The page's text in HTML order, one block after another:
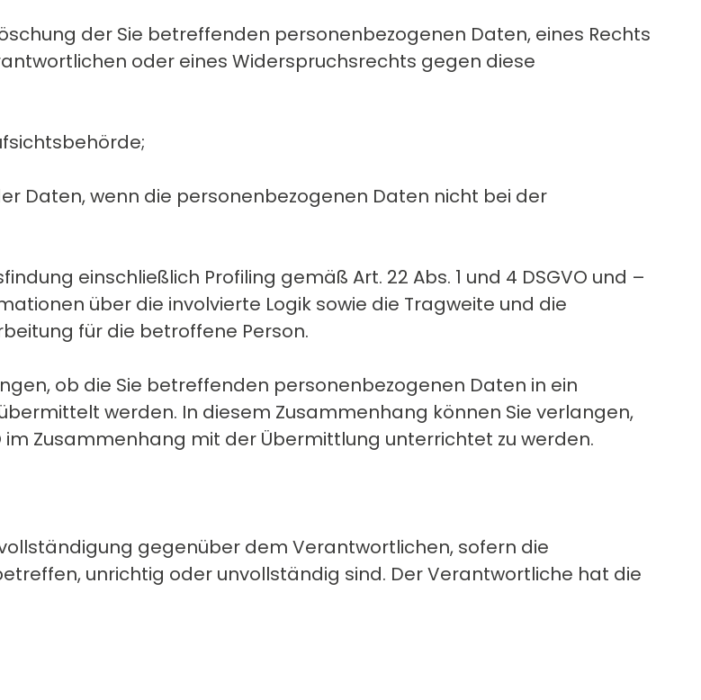
der Sie betreffenden personenbezogenen Daten, eines Rechts
oder eines Widerspruchsrechts gegen diese
Daten, wenn die personenbezogenen Daten nicht bei der
einschließlich Profiling gemäß Art. 22 Abs. 1 und 4 DSGVO und –
über die involvierte Logik sowie die Tragweite und die
für die betroffene Person.
ob die Sie betreffenden personenbezogenen Daten in ein
werden. In diesem Zusammenhang können Sie verlangen,
Zusammenhang mit der Übermittlung unterrichtet zu werden.
gegenüber dem Verantwortlichen, sofern die
unrichtig oder unvollständig sind. Der Verantwortliche hat die